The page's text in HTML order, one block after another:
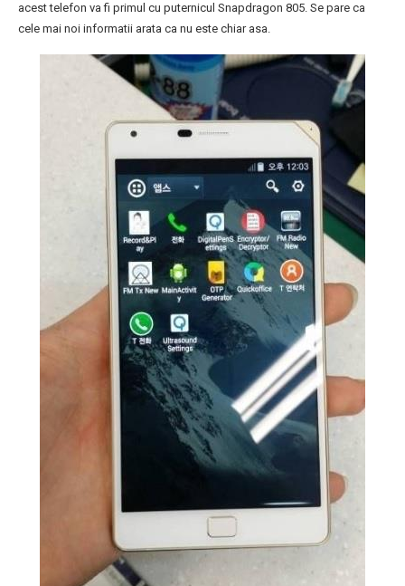
acest telefon va fi primul cu puternicul Snapdragon 805. Se pare ca
cele mai noi informatii arata ca nu este chiar asa.